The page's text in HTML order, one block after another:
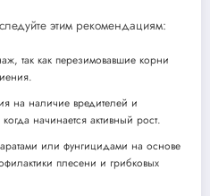
этим рекомендациям:
так как перезимовавшие корни
на наличие вредителей и
начинается активный рост.
или фунгицидами на основе
плесени и грибковых